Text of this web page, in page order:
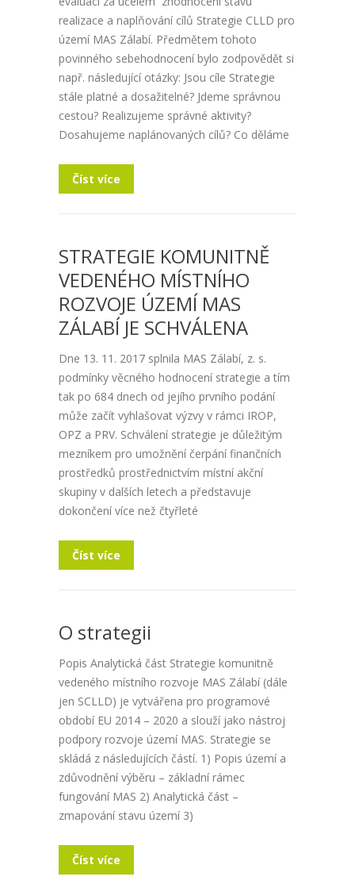
realizace a naplňování cílů Strategie CLLD pro
území MAS Zálabí. Předmětem tohoto
povinného sebehodnocení bylo zodpovědět si
např. následující otázky: Jsou cíle Strategie
stále platné a dosažitelné? Jdeme správnou
cestou? Realizujeme správné aktivity?
Dosahujeme naplánovaných cílů? Co děláme
Číst více
STRATEGIE KOMUNITNĚ
VEDENÉHO MÍSTNÍHO
ROZVOJE ÚZEMÍ MAS
ZÁLABÍ JE SCHVÁLENA
Dne 13. 11. 2017 splnila MAS Zálabí, z. s.
podmínky věcného hodnocení strategie a tím
tak po 684 dnech od jejího prvního podání
může začít vyhlašovat výzvy v rámci IROP,
OPZ a PRV. Schválení strategie je důležitým
mezníkem pro umožnění čerpání finančních
prostředků prostřednictvím místní akční
skupiny v dalších letech a představuje
dokončení více než čtyřleté
Číst více
O strategii
Popis Analytická část Strategie komunitně
vedeného místního rozvoje MAS Zálabí (dále
jen SCLLD) je vytvářena pro programové
období EU 2014 – 2020 a slouží jako nástroj
podpory rozvoje území MAS. Strategie se
skládá z následujících částí. 1) Popis území a
zdůvodnění výběru – základní rámec
fungování MAS 2) Analytická část –
zmapování stavu území 3)
Číst více